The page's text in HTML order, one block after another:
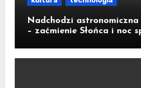
Nadchodzi astronomiczna
– zaćmienie Słońca i noc